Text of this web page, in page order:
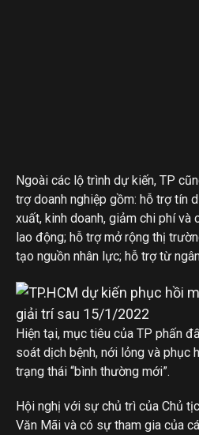
Ngoài các lộ trình dự kiến, TP
trợ doanh nghiệp gồm: hỗ trợ tín
xuất, kinh doanh, giảm chi phí
lao động; hỗ trợ mở rộng thị
tạo nguồn nhân lực; hỗ trợ từ
Hiện tại, mục tiêu của TP phấn
soát dịch bệnh, nới lỏng và phục
trạng thái “bình thường mới”.
Hội nghị với sự chủ trì của Chủ
Văn Mãi và có sự tham gia của